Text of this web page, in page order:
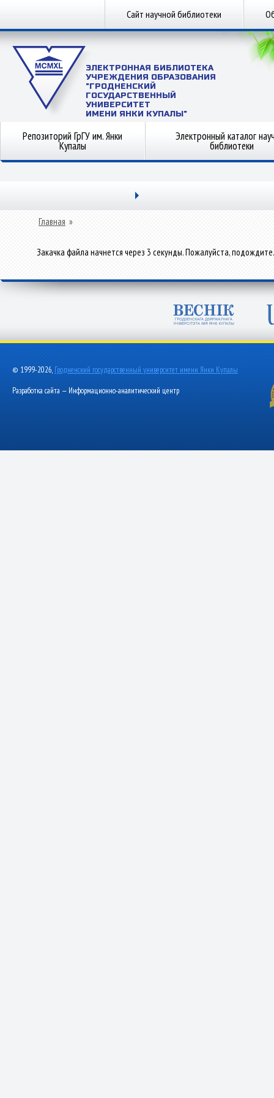
Сайт научной библиотеки
ЭЛЕКТРОННАЯ БИБЛИОТЕКА
УЧРЕЖДЕНИЯ ОБРАЗОВАНИЯ
"ГРОДНЕНСКИЙ
ГОСУДАРСТВЕННЫЙ
УНИВЕРСИТЕТ
ИМЕНИ ЯНКИ КУПАЛЫ"
Репозиторий ГрГУ им. Янки
Купалы
Электронный каталог
библиотеки
Главная »
Закачка файла начнется через 3 секунды. Пожалуйста, подождите.
© 1999-2026, Гродненский государственный университет имени Янки Купалы
Разработка сайта — Информационно-аналитический центр